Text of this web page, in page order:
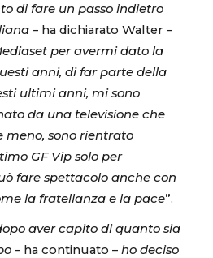
di fare un passo indietro
– ha dichiarato Walter –
per avermi dato la
anni, di far parte della
ultimi anni, mi sono
da una televisione che
meno, sono rientrato
GF Vip solo per
fare spettacolo anche con
la fratellanza e la pace”.
aver capito di quanto sia
– ha continuato – ho deciso